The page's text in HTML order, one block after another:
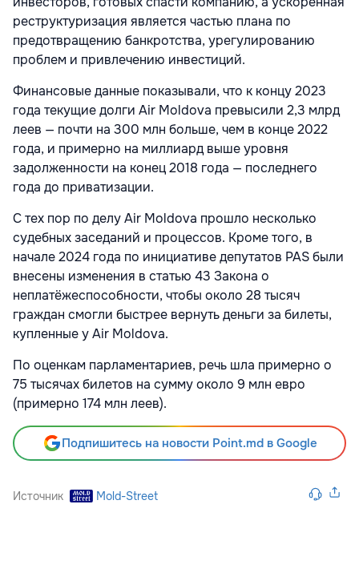
реструктуризация является частью плана по
предотвращению банкротства, урегулированию
проблем и привлечению инвестиций.
Финансовые данные показывали, что к концу 2023
года текущие долги Air Moldova превысили 2,3 млрд
леев — почти на 300 млн больше, чем в конце 2022
года, и примерно на миллиард выше уровня
задолженности на конец 2018 года — последнего
года до приватизации.
С тех пор по делу Air Moldova прошло несколько
судебных заседаний и процессов. Кроме того, в
начале 2024 года по инициативе депутатов PAS были
внесены изменения в статью 43 Закона о
неплатёжеспособности, чтобы около 28 тысяч
граждан смогли быстрее вернуть деньги за билеты,
купленные у Air Moldova.
По оценкам парламентариев, речь шла примерно о
75 тысячах билетов на сумму около 9 млн евро
(примерно 174 млн леев).
Подпишитесь на новости Point.md в Google
Источник Mold-Street